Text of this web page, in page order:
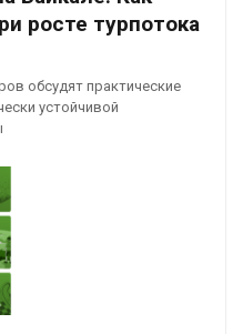
росте турпотока
обсудят практические
устойчивой